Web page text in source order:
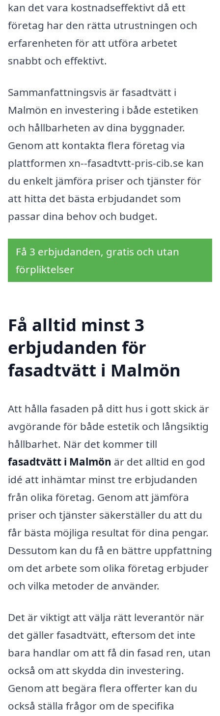
kan det vara kostnadseffektivt då ett
företag har den rätta utrustningen och
erfarenheten för att utföra arbetet
snabbt och effektivt.
Sammanfattningsvis är fasadtvätt i
Malmön en investering i både estetiken
och hållbarheten av dina byggnader.
Genom att kontakta flera företag via
plattformen xn--fasadtvtt-pris-cib.se kan
du enkelt jämföra priser och tjänster för
att hitta det bästa erbjudandet som
passar dina behov och budget.
Få 3 erbjudanden, gratis och utan
förpliktelser
Få alltid minst 3
erbjudanden för
fasadtvätt i Malmön
Att hålla fasaden på ditt hus i gott skick är
avgörande för både estetik och långsiktig
hållbarhet. När det kommer till
fasadtvätt i Malmön är det alltid en god
idé att inhämtar minst tre erbjudanden
från olika företag. Genom att jämföra
priser och tjänster säkerställer du att du
får bästa möjliga resultat för dina pengar.
Dessutom kan du få en bättre uppfattning
om det arbete som olika företag erbjuder
och vilka metoder de använder.
Det är viktigt att välja rätt leverantör när
det gäller fasadtvätt, eftersom det inte
bara handlar om att få din fasad ren, utan
också om att skydda din investering.
Genom att begära flera offerter kan du
också ställa frågor om de specifika